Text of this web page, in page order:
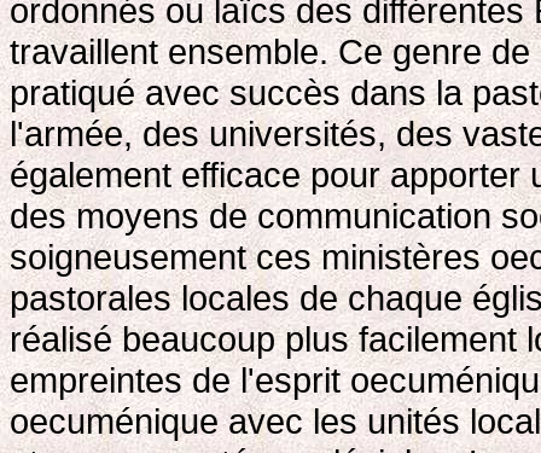
ordonnés ou laïcs des
travaillent ensemble. Ce genre
pratiqué avec succès dans la
l'armée, des universités, des
également efficace pour apporter
des moyens de communication
soigneusement ces ministères
pastorales locales de chaque
réalisé beaucoup plus facilement
empreintes de l'esprit
oecuménique avec les unités